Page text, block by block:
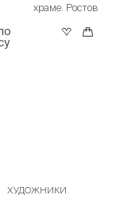
храме. Ростов
ХУДОЖНИКИ